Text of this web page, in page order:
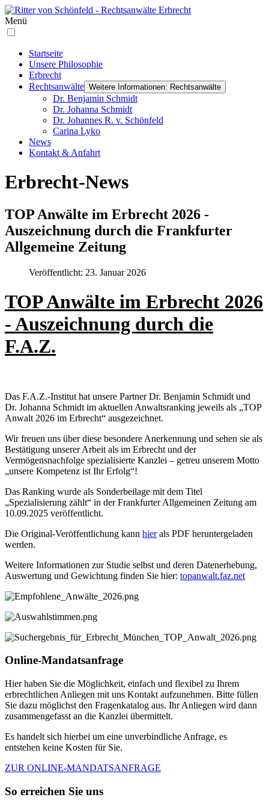
Menü
Startseite
Unsere Philosophie
Erbrecht
Rechtsanwälte Weitere Informationen: Rechtsanwälte
Dr. Benjamin Schmidt
Dr. Johanna Schmidt
Dr. Johannes R. v. Schönfeld
Carina Lyko
News
Kontakt & Anfahrt
Erbrecht-News
TOP Anwälte im Erbrecht 2026 -
Auszeichnung durch die Frankfurter
Allgemeine Zeitung
Veröffentlicht: 23. Januar 2026
TOP Anwälte im Erbrecht 2026
- Auszeichnung durch die
F.A.Z.
Das F.A.Z.-Institut hat unsere Partner Dr. Benjamin Schmidt und
Dr. Johanna Schmidt im aktuellen Anwaltsranking jeweils als „TOP
Anwalt 2026 im Erbrecht“ ausgezeichnet.
Wir freuen uns über diese besondere Anerkennung und sehen sie als
Bestätigung unserer Arbeit als im Erbrecht und der
Vermögensnachfolge spezialisierte Kanzlei – getreu unserem Motto
„unsere Kompetenz ist Ihr Erfolg“!
Das Ranking wurde als Sonderbeilage mit dem Titel
„Spezialisierung zählt“ in der Frankfurter Allgemeinen Zeitung am
10.09.2025 veröffentlicht.
Die Original-Veröffentlichung kann hierals PDF heruntergeladen
werden.
Weitere Informationen zur Studie selbst und deren Datenerhebung,
Auswertung und Gewichtung finden Sie hier: topanwalt.faz.net
Online-Mandatsanfrage
Hier haben Sie die Möglichkeit, einfach und flexibel zu Ihrem
erbrechtlichen Anliegen mit uns Kontakt aufzunehmen. Bitte füllen
Sie dazu möglichst den Fragenkatalog aus. Ihr Anliegen wird dann
zusammengefasst an die Kanzlei übermittelt.
Es handelt sich hierbei um eine unverbindliche Anfrage, es
entstehen keine Kosten für Sie.
ZUR ONLINE-MANDATSANFRAGE
So erreichen Sie uns